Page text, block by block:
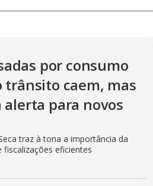
por consumo
trânsito caem, mas
para novos
traz à tona a importância da
fiscalizações eficientes